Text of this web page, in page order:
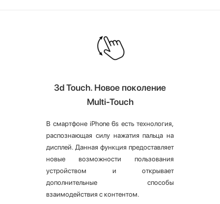
3d Touch. Новое поколение
Multi-Touch
В смартфоне iPhone 6s есть технология,
распознающая силу нажатия пальца на
дисплей. Данная функция предоставляет
новые возможности пользования
устройством и открывает
дополнительные способы
взаимодействия с контентом.